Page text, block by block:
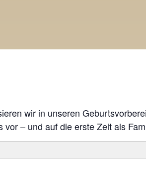
wir in unseren
– und auf die erste Zeit als